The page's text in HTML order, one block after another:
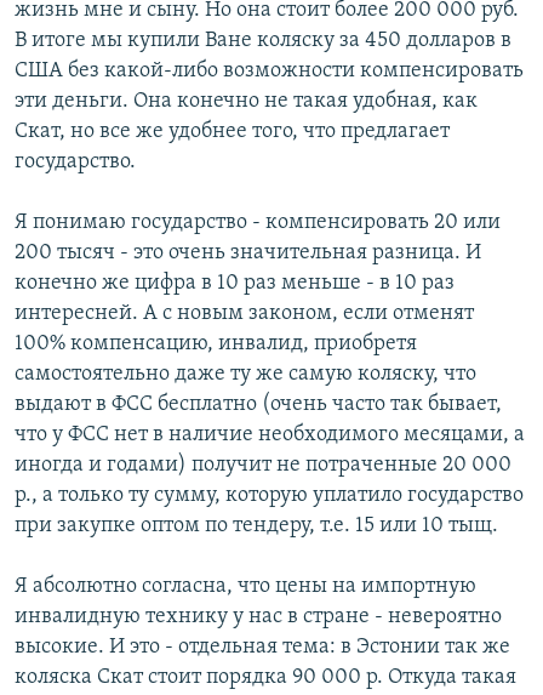
жизнь мне и сыну. Но она стоит более 200 000 руб.
В итоге мы купили Ване коляску за 450 долларов в
США без какой-либо возможности компенсировать
эти деньги. Она конечно не такая удобная, как
Скат, но все же удобнее того, что предлагает
государство.
Я понимаю государство - компенсировать 20 или
200 тысяч - это очень значительная разница. И
конечно же цифра в 10 раз меньше - в 10 раз
интересней. А с новым законом, если отменят
100% компенсацию, инвалид, приобретя
самостоятельно даже ту же самую коляску, что
выдают в ФСС бесплатно (очень часто так бывает,
что у ФСС нет в наличие необходимого месяцами, а
иногда и годами) получит не потраченные 20 000
р., а только ту сумму, которую уплатило государство
при закупке оптом по тендеру, т.е. 15 или 10 тыщ.
Я абсолютно согласна, что цены на импортную
инвалидную технику у нас в стране - невероятно
высокие. И это - отдельная тема: в Эстонии так же
коляска Скат стоит порядка 90 000 р. Откуда такая